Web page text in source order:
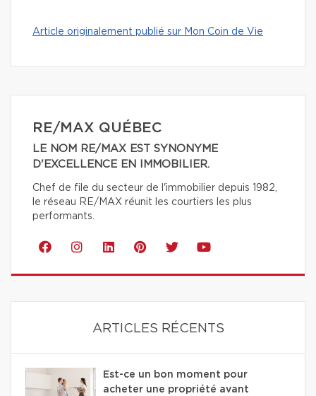
Article originalement publié sur Mon Coin de Vie
RE/MAX QUÉBEC
LE NOM RE/MAX EST SYNONYME
D'EXCELLENCE EN IMMOBILIER.
Chef de file du secteur de l'immobilier depuis 1982,
le réseau RE/MAX réunit les courtiers les plus
performants.
ARTICLES RÉCENTS
Est-ce un bon moment pour
acheter une propriété avant